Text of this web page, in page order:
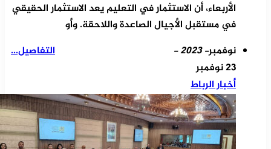
الأربعاء، أن الاستثمار في التعليم يعد الاستثمار الحقيقي
في مستقبل الأجيال الصاعدة واللاحقة. وأو
التفاصيل...
نوفمبر- 2023 -
23 نوفمبر
أخبار الرباط